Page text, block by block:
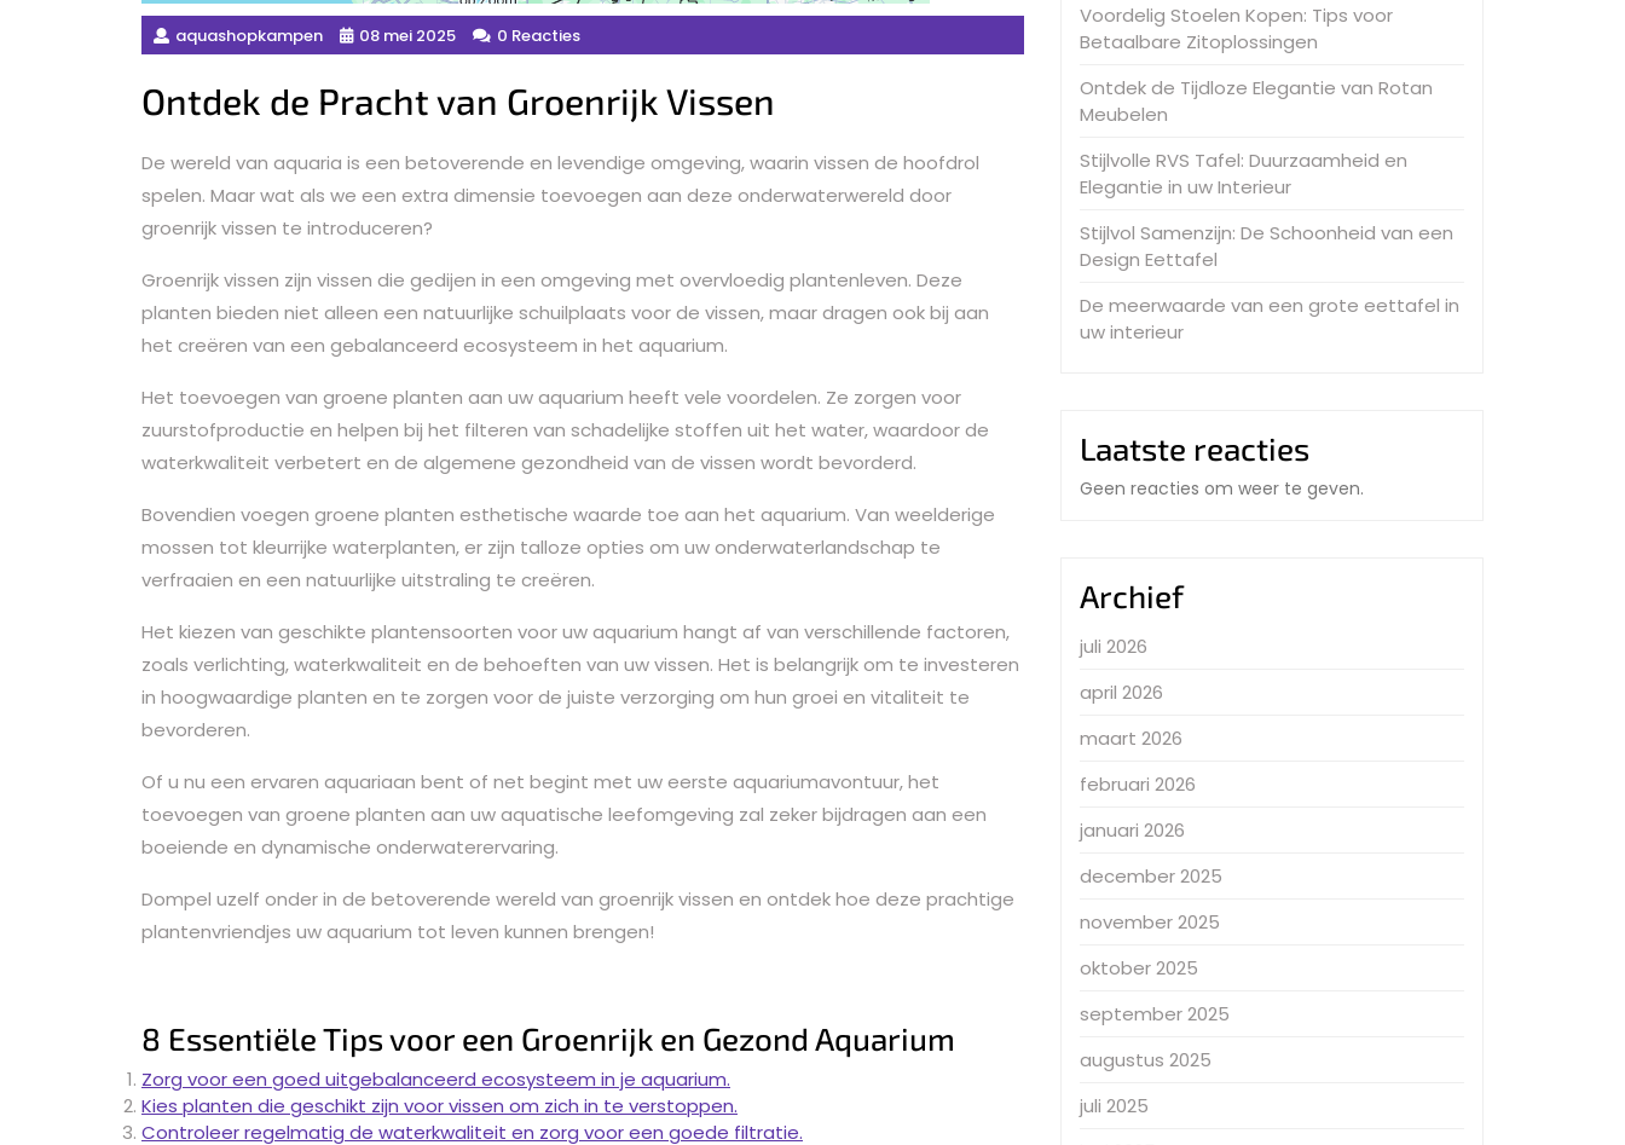
aquashopkampen 08 mei 2025 0 Reacties
Ontdek de Pracht van Groenrijk Vissen
De wereld van aquaria is een betoverende en levendige omgeving, waarin vissen de hoofdrol
spelen. Maar wat als we een extra dimensie toevoegen aan deze onderwaterwereld door
groenrijk vissen te introduceren?
Groenrijk vissen zijn vissen die gedijen in een omgeving met overvloedig plantenleven. Deze
planten bieden niet alleen een natuurlijke schuilplaats voor de vissen, maar dragen ook bij aan
het creëren van een gebalanceerd ecosysteem in het aquarium.
Het toevoegen van groene planten aan uw aquarium heeft vele voordelen. Ze zorgen voor
zuurstofproductie en helpen bij het filteren van schadelijke stoffen uit het water, waardoor de
waterkwaliteit verbetert en de algemene gezondheid van de vissen wordt bevorderd.
Bovendien voegen groene planten esthetische waarde toe aan het aquarium. Van weelderige
mossen tot kleurrijke waterplanten, er zijn talloze opties om uw onderwaterlandschap te
verfraaien en een natuurlijke uitstraling te creëren.
Het kiezen van geschikte plantensoorten voor uw aquarium hangt af van verschillende factoren,
zoals verlichting, waterkwaliteit en de behoeften van uw vissen. Het is belangrijk om te investeren
in hoogwaardige planten en te zorgen voor de juiste verzorging om hun groei en vitaliteit te
bevorderen.
Of u nu een ervaren aquariaan bent of net begint met uw eerste aquariumavontuur, het
toevoegen van groene planten aan uw aquatische leefomgeving zal zeker bijdragen aan een
boeiende en dynamische onderwaterervaring.
Dompel uzelf onder in de betoverende wereld van groenrijk vissen en ontdek hoe deze prachtige
plantenvriendjes uw aquarium tot leven kunnen brengen!
8 Essentiële Tips voor een Groenrijk en Gezond Aquarium
Zorg voor een goed uitgebalanceerd ecosysteem in je aquarium.
Kies planten die geschikt zijn voor vissen om zich in te verstoppen.
Controleer regelmatig de waterkwaliteit en zorg voor een goede filtratie.
Voordelig Stoelen Kopen: Tips voor
Betaalbare Zitoplossingen
Ontdek de Tijdloze Elegantie van Rotan
Meubelen
Stijlvolle RVS Tafel: Duurzaamheid en
Elegantie in uw Interieur
Stijlvol Samenzijn: De Schoonheid van een
Design Eettafel
De meerwaarde van een grote eettafel in
uw interieur
Laatste reacties
Geen reacties om weer te geven.
Archief
juli 2026
april 2026
maart 2026
februari 2026
januari 2026
december 2025
november 2025
oktober 2025
september 2025
augustus 2025
juli 2025